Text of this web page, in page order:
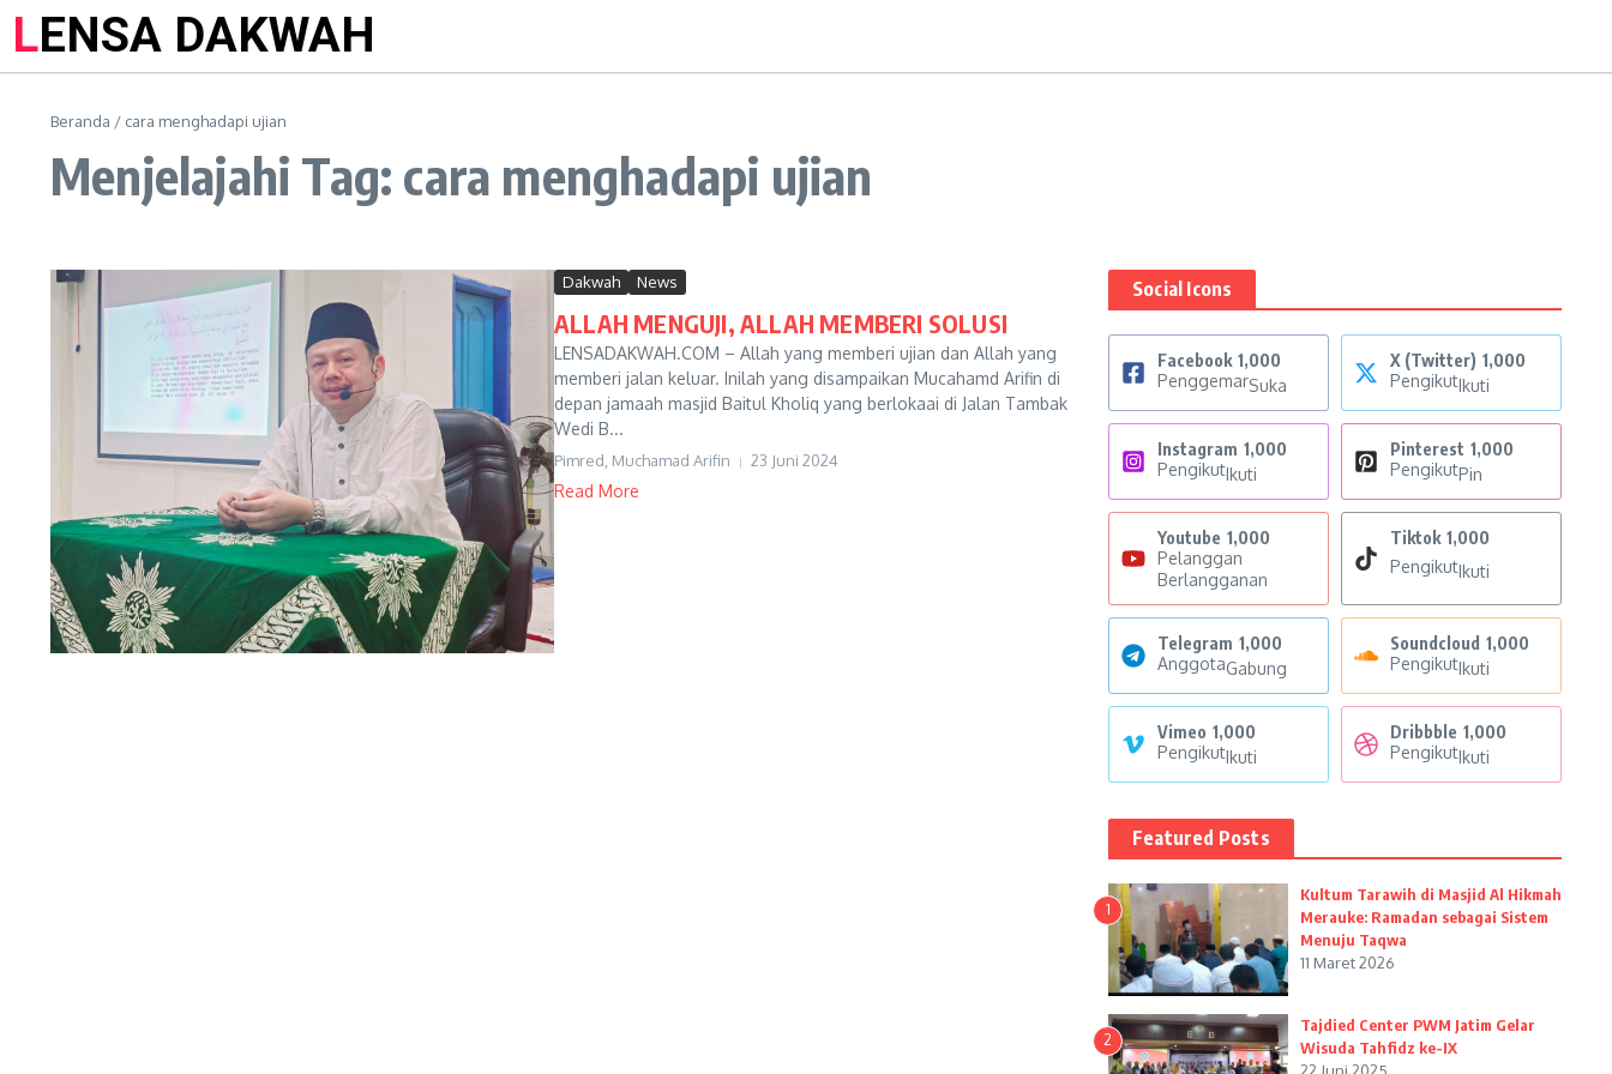
LENSA DAKWAH
Beranda / cara menghadapi ujian
Menjelajahi Tag: cara menghadapi ujian
Dakwah News
ALLAH MENGUJI, ALLAH MEMBERI SOLUSI
LENSADAKWAH.COM – Allah yang memberi ujian dan Allah yang
memberi jalan keluar. Inilah yang disampaikan Mucahamd Arifin di
depan jamaah masjid Baitul Kholiq yang berlokaai di Jalan Tambak
Wedi B...
Pimred, Muchamad Arifin 23 Juni 2024
Read More
Social Icons
Facebook 1,000
PenggemarSuka
X (Twitter) 1,000
PengikutIkuti
Instagram 1,000
PengikutIkuti
Pinterest 1,000
PengikutPin
Youtube 1,000
Pelanggan
Berlangganan
Tiktok 1,000
PengikutIkuti
Telegram 1,000
AnggotaGabung
Soundcloud 1,000
PengikutIkuti
Vimeo 1,000
PengikutIkuti
Dribbble 1,000
PengikutIkuti
Featured Posts
1
Kultum Tarawih di Masjid Al Hikmah
Merauke: Ramadan sebagai Sistem
Menuju Taqwa
11 Maret 2026
2
Tajdied Center PWM Jatim Gelar
Wisuda Tahfidz ke-IX